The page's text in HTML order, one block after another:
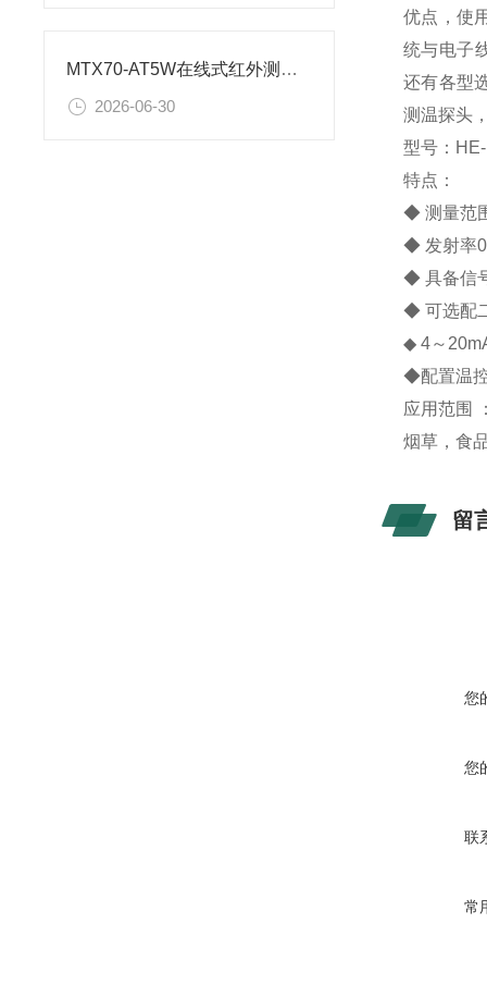
MTX70-AT5W在线式红外测温仪安装尺寸图
2026-06-30
优点，使
统与电子
还有各型
测温探头
型号：
特点：
◆ 测量范
◆ 发射率
◆ 具备信
◆ 可选配
◆ 4～
◆配置温
应用范围
烟草，食
留
您
您
联
常